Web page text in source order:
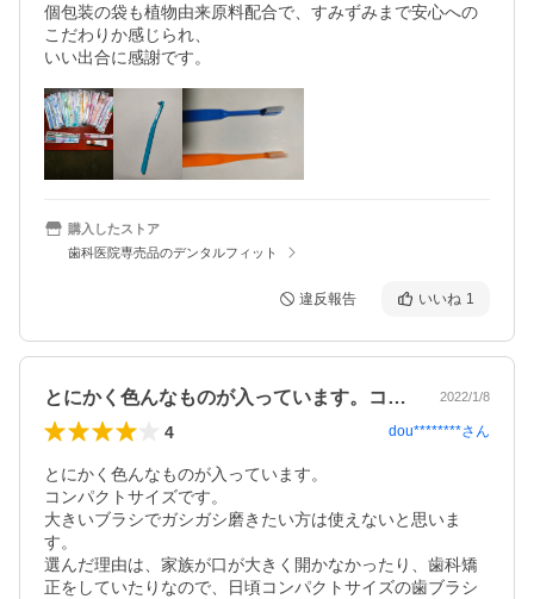
個包装の袋も植物由来原料配合で、すみずみまで安心への
こだわりか感じられ、
いい出合に感謝です。
購入したストア
歯科医院専売品のデンタルフィット
違反報告 いいね 1
とにかく色んなものが入っています。コン… 2022/1/8
4 dou********さん
とにかく色んなものが入っています。
コンパクトサイズです。
大きいブラシでガシガシ磨きたい方は使えないと思いま
す。
選んだ理由は、家族が口が大きく開かなかったり、歯科矯
正をしていたりなので、日頃コンパクトサイズの歯ブラシ